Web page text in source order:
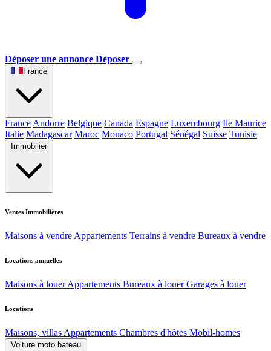
Déposer une annonce Déposer
France
France Andorre Belgique Canada Espagne Luxembourg Ile Maurice
Italie Madagascar Maroc Monaco Portugal Sénégal Suisse Tunisie
Immobilier
Ventes Immobilières
Maisons à vendre Appartements Terrains à vendre Bureaux à vendre
Locations annuelles
Maisons à louer Appartements Bureaux à louer Garages à louer
Locations
Maisons, villas Appartements Chambres d'hôtes Mobil-homes
Voiture moto bateau